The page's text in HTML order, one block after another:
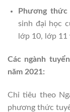
Phương thức
sinh đại học
lớp 10, lớp 11
Các ngành
năm 2021:
Chỉ tiêu theo
phương thức